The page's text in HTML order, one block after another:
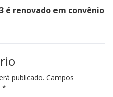
é renovado em convênio
publicado. Campos
*